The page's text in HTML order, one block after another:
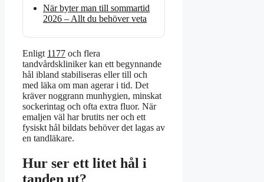
När byter man till sommartid
2026 – Allt du behöver veta
Enligt 1177 och flera
tandvårdskliniker kan ett begynnande
hål ibland stabiliseras eller till och
med läka om man agerar i tid. Det
kräver noggrann munhygien, minskat
sockerintag och ofta extra fluor. När
emaljen väl har brutits ner och ett
fysiskt hål bildats behöver det lagas av
en tandläkare.
Hur ser ett litet hål i